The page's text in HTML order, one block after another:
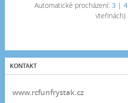
Automatické procházení: 3 | 4
vteřinách)
KONTAKT
www.rcfunfrystak.cz